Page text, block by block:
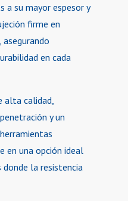
a su mayor espesor y
firme en
en cada
alta calidad,
y un
en una opción ideal
la resistencia